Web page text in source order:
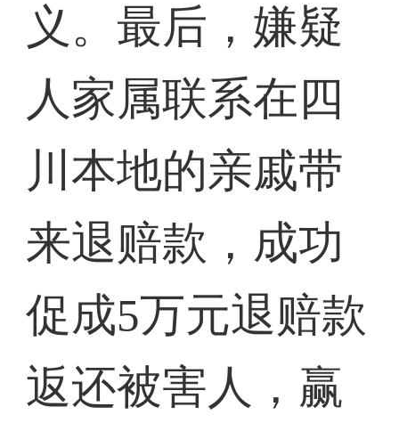
义。最后，嫌疑
人家属联系在四
川本地的亲戚带
来退赔款，成功
促成5万元退赔款
返还被害人，赢